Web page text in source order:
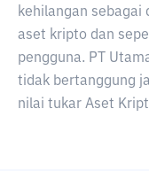
kehilangan sebagai
aset kripto dan
pengguna. PT
tidak bertanggung
nilai tukar Aset